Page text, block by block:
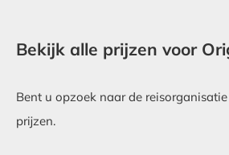
Bekijk alle prijzen voor
Bent u opzoek naar de
prijzen.